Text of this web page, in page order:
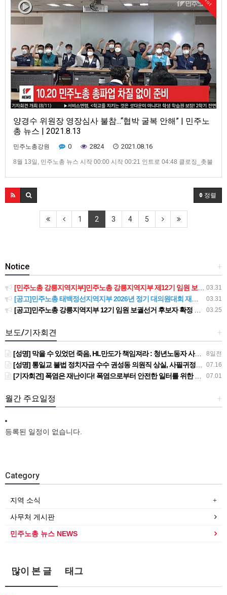
경찰, 양경수 위원장 구속영장 …
양경수 위원장 영장심사 불참...“협박 굴복 안해” | 민주노
총 뉴스 | 2021.8.13
민주노총강원 0 2824 2021.08.16
8월 13일, 민주노총 뉴스 시작 00:00 시작 00:21 인트로 04:48 클로징_촛불
정렬
1 2 3 4 5
+
Notice
03.31
[민주노총 강릉지역지부]민주노총 강릉지역지부 제12기 임원 보궐선거결과 공고
03.31
[공고]민주노총 태백정선지역지부 2026년 정기 대의원대회 재소집 건
03.25
[공고]민주노총 강릉지역지부 12기 임원 보궐선거 후보자 확정 공고
+
보도/기자회견
8일전
[성명] 막을 수 있었던 죽음, HL만도가 책임져라 : 청년노동자 사망사고의 철저한 진상규명과 재발방지 대책 마련하라
07.16
[성명] 통일교 불법 정치자금 수수 권성동 의원직 상실, 사필귀정이다
07.01
[기자회견] 폭염은 재난이다! 폭염으로부터 안전한 일터를 위한 민주노총 강원지역본부 폭염감시단 선포 기자회견
+
월간 주요일정
등록된 일정이 없습니다.
Category
지역 소식
사무처 게시판
민주노총 뉴스 NEWS
많이 본 글 태그